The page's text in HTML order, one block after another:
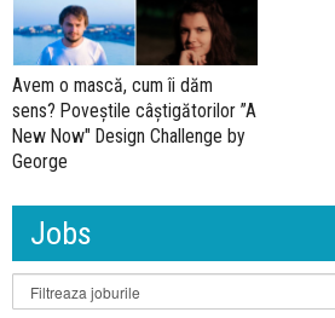
Avem o mască, cum îi dăm
sens? Poveștile câștigătorilor ”A
New Now" Design Challenge by
George
Jobs